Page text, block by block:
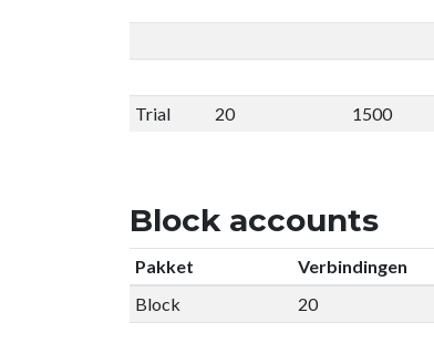
Trial
20 1500
Block accounts
Pakket Verbindingen
Block
20